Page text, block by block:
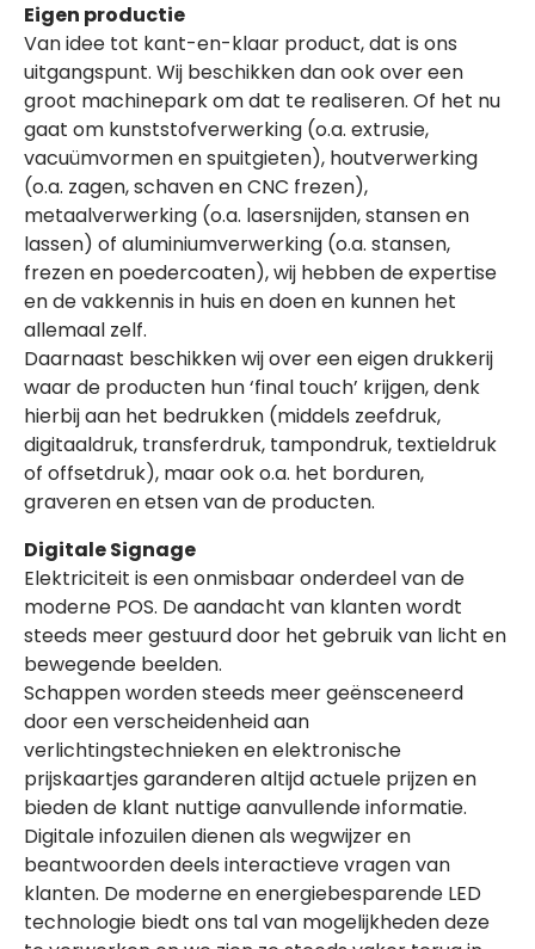
Eigen productie
Van idee tot kant-en-klaar product, dat is ons
uitgangspunt. Wij beschikken dan ook over een
groot machinepark om dat te realiseren. Of het nu
gaat om kunststofverwerking (o.a. extrusie,
vacuümvormen en spuitgieten), houtverwerking
(o.a. zagen, schaven en CNC frezen),
metaalverwerking (o.a. lasersnijden, stansen en
lassen) of aluminiumverwerking (o.a. stansen,
frezen en poedercoaten), wij hebben de expertise
en de vakkennis in huis en doen en kunnen het
allemaal zelf.
Daarnaast beschikken wij over een eigen drukkerij
waar de producten hun ‘final touch’ krijgen, denk
hierbij aan het bedrukken (middels zeefdruk,
digitaaldruk, transferdruk, tampondruk, textieldruk
of offsetdruk), maar ook o.a. het borduren,
graveren en etsen van de producten.
Digitale Signage
Elektriciteit is een onmisbaar onderdeel van de
moderne POS. De aandacht van klanten wordt
steeds meer gestuurd door het gebruik van licht en
bewegende beelden.
Schappen worden steeds meer geënsceneerd
door een verscheidenheid aan
verlichtingstechnieken en elektronische
prijskaartjes garanderen altijd actuele prijzen en
bieden de klant nuttige aanvullende informatie.
Digitale infozuilen dienen als wegwijzer en
beantwoorden deels interactieve vragen van
klanten. De moderne en energiebesparende LED
technologie biedt ons tal van mogelijkheden deze